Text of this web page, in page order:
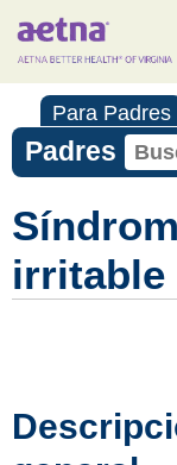
Para Padres
Padres
irritable